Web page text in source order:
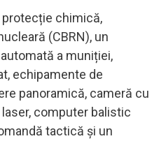
chimică,
(CBRN), un
a muniției,
echipamente de
panoramică, cameră cu
computer balistic
tactică și un